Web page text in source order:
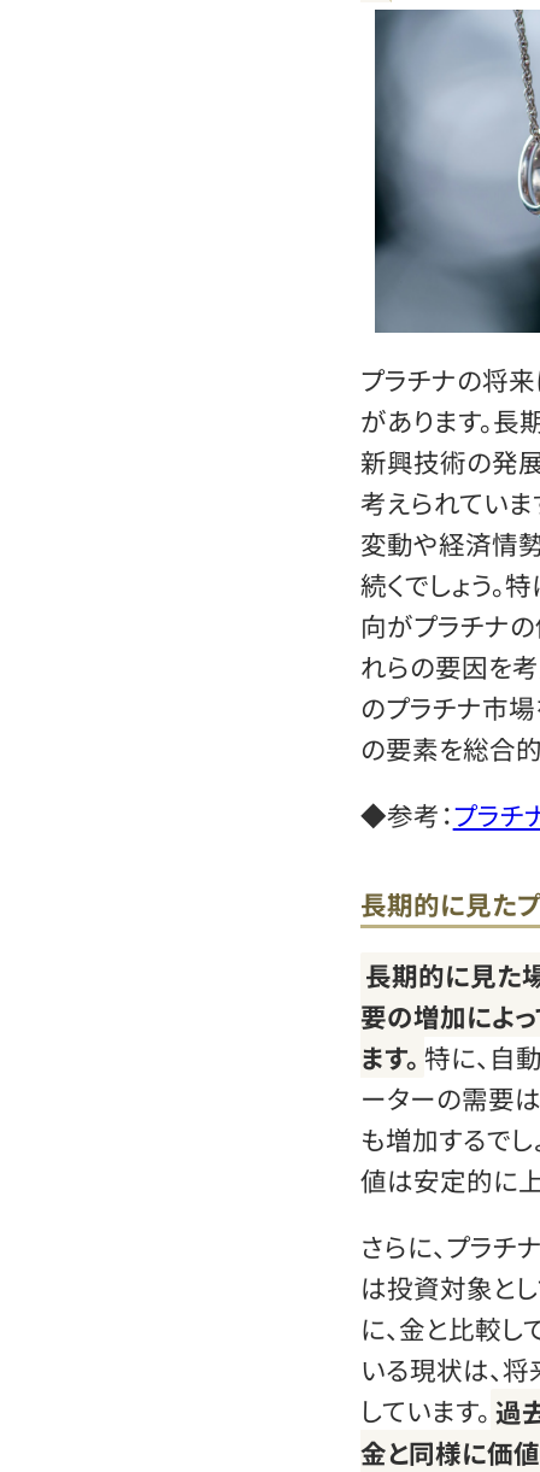
プラチナの将
があります。
新興技術の発
考えられていま
変動や経済情
続くでしょう。
向がプラチナ
れらの要因を
のプラチナ市
の要素を総合
◆参考：プラチ
長期的に見た
長期的に見た
要の増加によ
ます。 特に、自
ーターの需要
も増加するでし
値は安定的に
さらに、プラ
は投資対象と
に、金と比較
いる現状は、
しています。 過
金と同様に価